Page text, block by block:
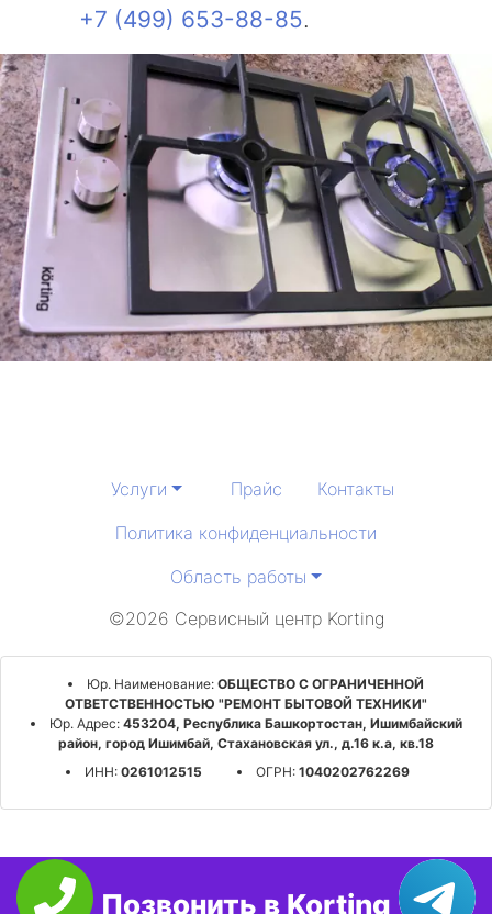
+7 (499) 653-88-85.
Услуги Прайс
Контакты
Политика конфиденциальности
Область работы
©2026 Сервисный центр Korting
Юр. Наименование: ОБЩЕСТВО С ОГРАНИЧЕННОЙ
ОТВЕТСТВЕННОСТЬЮ "РЕМОНТ БЫТОВОЙ ТЕХНИКИ"
Юр. Адрес:453204, Республика Башкортостан, Ишимбайский
район, город Ишимбай, Стахановская ул., д.16 к.а, кв.18
ИНН:0261012515 ОГРН:1040202762269
Позвонить в Korting